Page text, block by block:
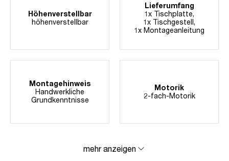
Höhenverstellbar
höhenverstellbar
Lieferumfang
1x Tischplatte,
1x Tischgestell,
1x Montageanleitung
Montagehinweis
Handwerkliche
Grundkenntnisse
Motorik
2-fach-Motorik
mehr anzeigen